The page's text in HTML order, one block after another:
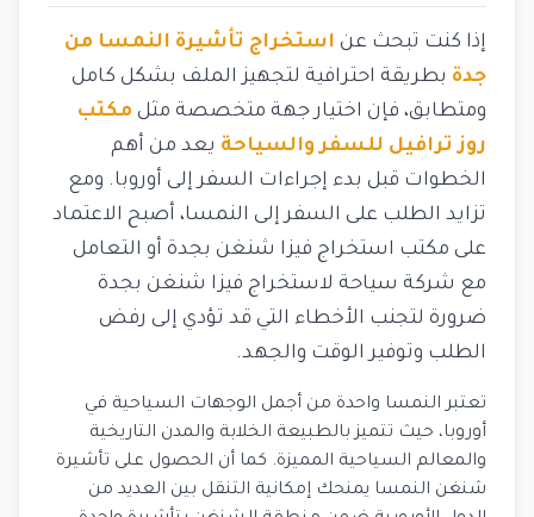
إذا كنت تبحث عن استخراج تأشيرة النمسا من
جدة بطريقة احترافية لتجهيز الملف بشكل كامل
ومتطابق، فإن اختيار جهة متخصصة مثل مكتب
روز ترافيل للسفر والسياحة يعد من أهم
الخطوات قبل بدء إجراءات السفر إلى أوروبا. ومع
تزايد الطلب على السفر إلى النمسا، أصبح الاعتماد
على مكتب استخراج فيزا شنغن بجدة أو التعامل
مع شركة سياحة لاستخراج فيزا شنغن بجدة
ضرورة لتجنب الأخطاء التي قد تؤدي إلى رفض
الطلب وتوفير الوقت والجهد.
تعتبر النمسا واحدة من أجمل الوجهات السياحية في
أوروبا، حيث تتميز بالطبيعة الخلابة والمدن التاريخية
والمعالم السياحية المميزة. كما أن الحصول على تأشيرة
شنغن النمسا يمنحك إمكانية التنقل بين العديد من